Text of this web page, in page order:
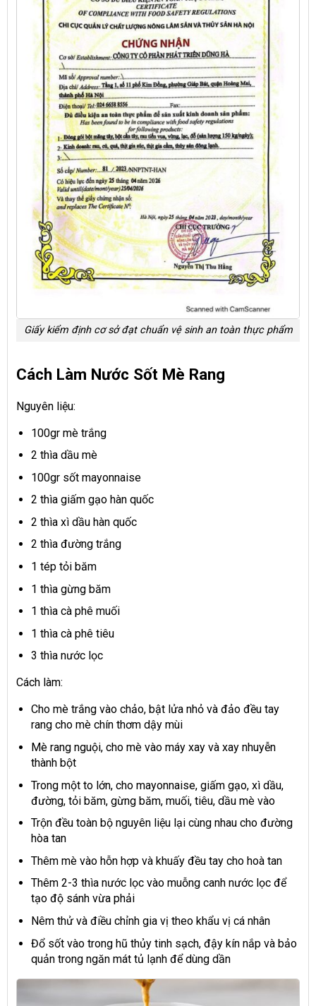
Giấy kiểm định cơ sở đạt chuẩn vệ sinh an toàn thực phẩm
Cách Làm Nước Sốt Mè Rang
Nguyên liệu:
100gr mè trắng
2 thìa dầu mè
100gr sốt mayonnaise
2 thìa giấm gạo hàn quốc
2 thìa xì dầu hàn quốc
2 thìa đường trắng
1 tép tỏi băm
1 thìa gừng băm
1 thìa cà phê muối
1 thìa cà phê tiêu
3 thìa nước lọc
Cách làm:
Cho mè trắng vào chảo, bật lửa nhỏ và đảo đều tay
rang cho mè chín thơm dậy mùi
Mè rang nguội, cho mè vào máy xay và xay nhuyễn
thành bột
Trong một to lớn, cho mayonnaise, giấm gạo, xì dầu,
đường, tỏi băm, gừng băm, muối, tiêu, dầu mè vào
Trộn đều toàn bộ nguyên liệu lại cùng nhau cho đường
hòa tan
Thêm mè vào hỗn hợp và khuấy đều tay cho hoà tan
Thêm 2-3 thìa nước lọc vào muỗng canh nước lọc để
tạo độ sánh vừa phải
Nêm thử và điều chỉnh gia vị theo khẩu vị cá nhân
Đổ sốt vào trong hũ thủy tinh sạch, đậy kín nắp và bảo
quản trong ngăn mát tủ lạnh để dùng dần